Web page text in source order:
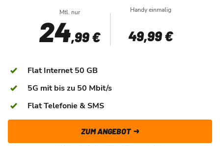
Mtl. nur
24,99 €
Handy einmalig
49,99 €
Flat Internet 50 GB
5G mit bis zu 50 Mbit/s
Flat Telefonie & SMS
ZUM ANGEBOT